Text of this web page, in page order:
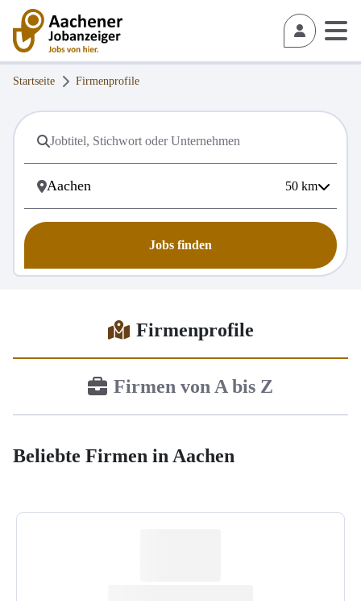
Startseite Firmenprofile
50 km
Jobs finden
Firmenprofile
Firmen von A bis Z
Beliebte Firmen in Aachen